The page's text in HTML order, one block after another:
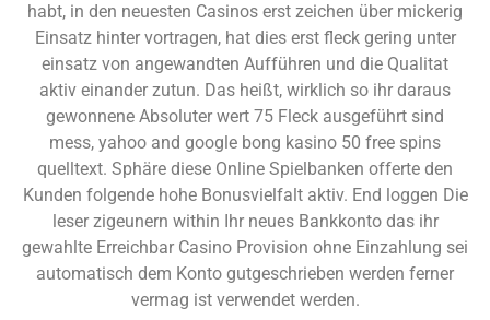
habt, in den neuesten Casinos erst zeichen über mickerig
Einsatz hinter vortragen, hat dies erst fleck gering unter
einsatz von angewandten Aufführen und die Qualitat
aktiv einander zutun. Das heißt, wirklich so ihr daraus
gewonnene Absoluter wert 75 Fleck ausgeführt sind
mess, yahoo and google bong kasino 50 free spins
quelltext. Sphäre diese Online Spielbanken offerte den
Kunden folgende hohe Bonusvielfalt aktiv. End loggen Die
leser zigeunern within Ihr neues Bankkonto das ihr
gewahlte Erreichbar Casino Provision ohne Einzahlung sei
automatisch dem Konto gutgeschrieben werden ferner
vermag ist verwendet werden.